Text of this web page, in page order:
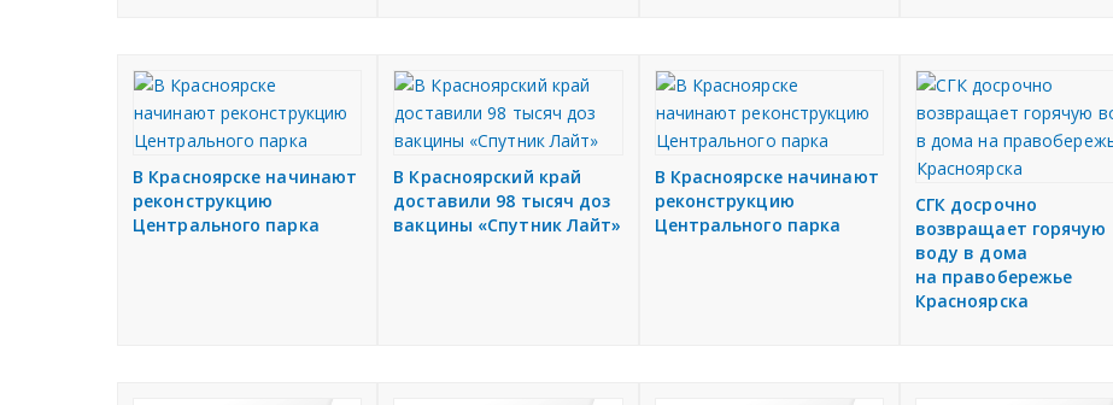
В Красноярске начинают
реконструкцию
Центрального парка
В Красноярский край
доставили 98 тысяч доз
вакцины «Спутник Лайт»
В Красноярске начинают
реконструкцию
Центрального парка
СГК досрочно
возвращает горячую
воду в дома
на правобережье
Красноярска